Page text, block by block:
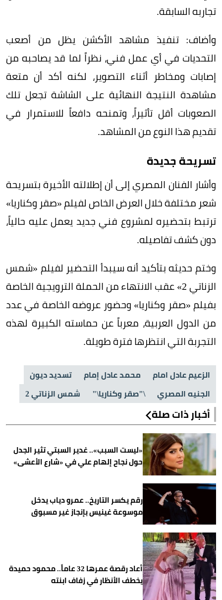
تجاربه السابقة.
وأضاف: تنفيذ مشاهد الأكشن يظل من أصعب
التحديات في أي عمل فني، نظراً لما قد يصاحبه من
إصابات ومخاطر أثناء التصوير، لكنه أكد أن متعة
مشاهدة النتيجة النهائية على الشاشة تجعل تلك
الصعوبات أقل تأثيراً، وتمنحه دافعاً للاستمرار في
تقديم هذا النوع من المشاهد.
تسريحة جديدة
وأشار الفنان المصري إلى أن إطلالته الأخيرة بتسريحة
شعر مختلفة خلال العرض الخاص لفيلم «صقر وكناريا»
ترتبط بتحضيره لمشروع فني جديد يعمل عليه حالياً،
دون كشف تفاصيله.
وختم حديثه بتأكيد أنه سيبدأ التحضير لفيلم «شمس
الزناتي 2» عقب الانتهاء من الحملة الترويجية الخاصة
بفيلم «صقر وكناريا» وحضور عروضه الخاصة في عدد
من الدول العربية، معرباً عن حماسته الكبيرة لهذه
التجربة التي انتظرها فترة طويلة.
الزعيم عادل امام محمد عادل إمام
تسديد ديون
الجنيه المصري
\"صقر وكناريا\" شمس الزناتي 2
أخبار ذات صلة
«ليست السبب».. غدير السبتي تثير الجدل
حول نجاح إلهام علي في «شارع الأعشى»
رقم يكسر التاريخ.. عمرو دياب يدخل
موسوعة غينيس بإنجاز غير مسبوق
أعاد رقصة عمرها 32 عاماً.. محمود حميدة
يخطف الأنظار في زفاف ابنته